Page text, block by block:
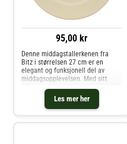
95,00 kr
Les mer her
Denne middagstallerkenen fra
Bitz i størrelsen 27 cm er en
elegant og funksjonell del av
middagsopplevelsen. Med sitt
robuste steintøy og totonede
fargevalg, gir tallerkenen et
distinkt, moderne preg til ethvert
måltid, enten det er en